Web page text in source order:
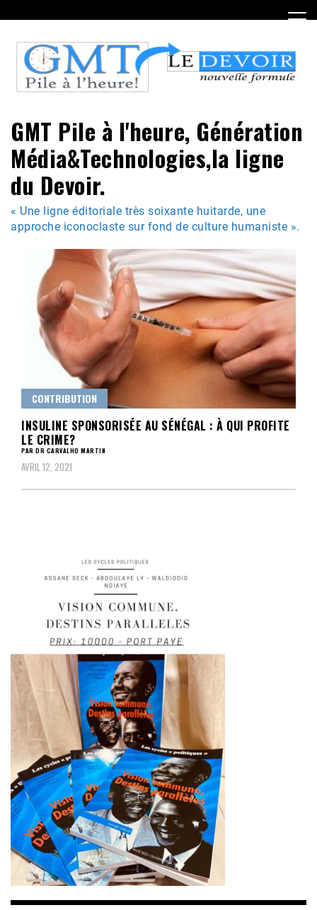
to
content
GMT Pile à l'heure, Génération
Média&Technologies,la ligne
du Devoir.
« Une ligne éditoriale très soixante huitarde, une
approche iconoclaste sur fond de culture humaniste ».
CONTRIBUTION
INSULINE SPONSORISÉE AU SÉNÉGAL : À QUI PROFITE
LE CRIME?
PAR DR CARVALHO MARTIN
AVRIL 12, 2021